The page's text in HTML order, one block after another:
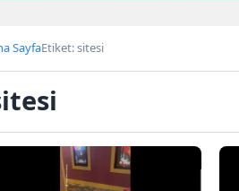
SayfaEtiket: sitesi